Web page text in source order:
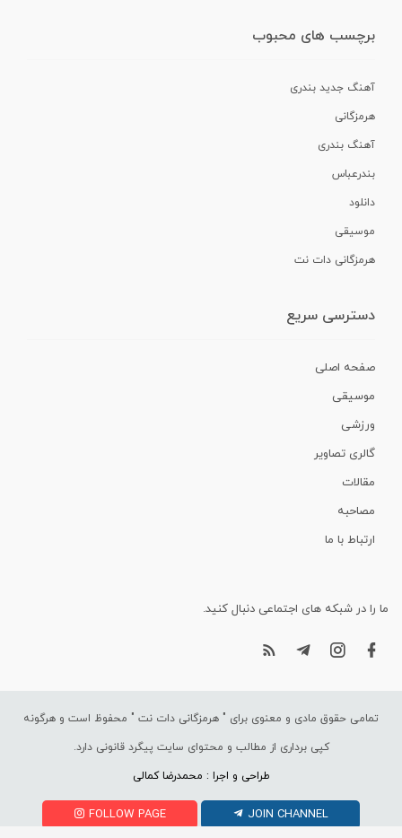
برچسب های محبوب
آهنگ جدید بندری
هرمزگانی
آهنگ بندری
بندرعباس
دانلود
موسیقی
هرمزگانی دات نت
دسترسی سریع
صفحه اصلی
موسیقی
ورزشی
گالری تصاویر
مقالات
مصاحبه
ارتباط با ما
ما را در شبکه های اجتماعی دنبال کنید.
تمامی حقوق مادی و معنوی برای " هرمزگانی دات نت " محفوظ است و هرگونه
کپی برداری از مطالب و محتوای سایت پیگرد قانونی دارد.
طراحی و اجرا : محمدرضا کمالی
FOLLOW PAGE JOIN CHANNEL